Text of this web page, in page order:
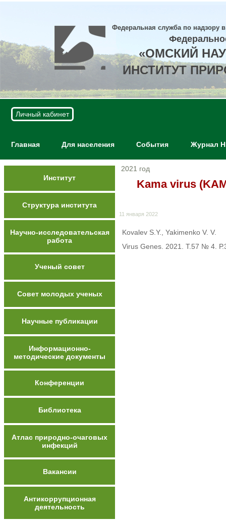
Федеральная служба по надзору
«ОМСКИЙ
ИНСТИТУТ
Личный кабинет
Главная Для населения События Журнал
Институт
Структура института
Научно-исследовательская
работа
Ученый совет
Совет молодых ученых
Научные публикации
Информационно-
методические документы
Конференции
Библиотека
Атлас природно-очаговых
инфекций
Вакансии
Антикоррупционная
деятельность
2021 год
Kama virus
11 января 2022
Kovalev S.Y., Yakimenko V. V.
Virus Genes. 2021. Т.57 № 4.